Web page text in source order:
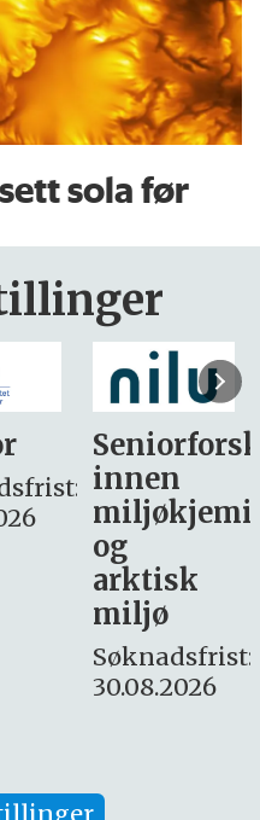
sola før
søker
– fast
Søknadsfrist:
16. august.